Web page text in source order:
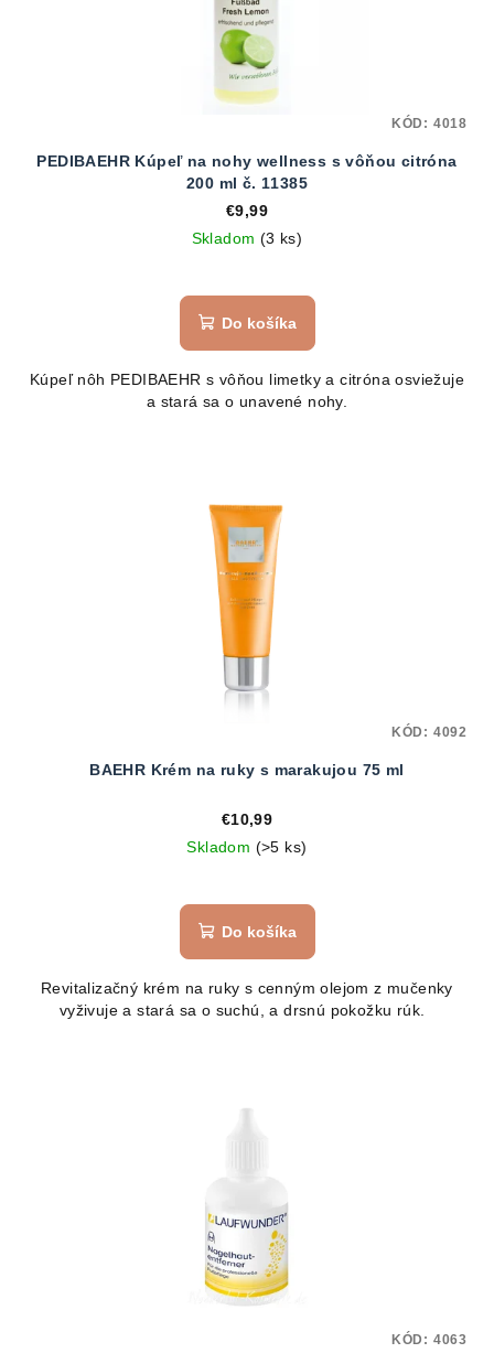
PEDIBAEHR Kúpeľ na nohy wellness s vôňou citróna
200 ml č. 11385
€9,99
Skladom (3 ks)
Do košíka
Kúpeľ nôh PEDIBAEHR s vôňou limetky a citróna osviežuje
a stará sa o unavené nohy.
KÓD: 4018
BAEHR Krém na ruky s marakujou 75 ml
€10,99
Skladom (>5 ks)
Do košíka
Revitalizačný krém na ruky s cenným olejom z mučenky
vyživuje a stará sa o suchú, a drsnú pokožku rúk.
KÓD: 4092
KÓD: 4063